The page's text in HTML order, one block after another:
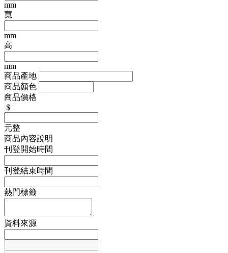
mm
寬
mm
高
mm
商品產地
商品顏色
商品價格
$
元整
商品內容說明
刊登開始時間
刊登結束時間
熱門標籤
資料來源